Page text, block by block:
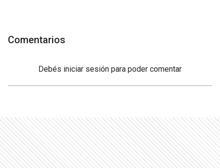
Comentarios
Debés iniciar sesión para poder comentar